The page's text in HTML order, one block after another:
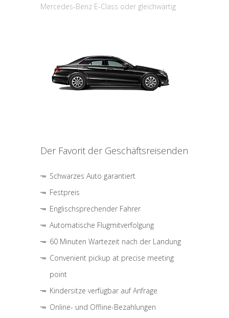
Mercedes-Benz E-Class oder gleichwärtig
Der Favorit der Geschäftsreisenden
Schwarzes Auto garantiert
Festpreis
Englischsprechender Fahrer
Automatische Flugmitverfolgung
60 Minuten Wartezeit nach der Landung
Convenient pickup at precise meeting
point
Kindersitze verfügbar auf Anfrage
Online- und Offline-Bezahlungen